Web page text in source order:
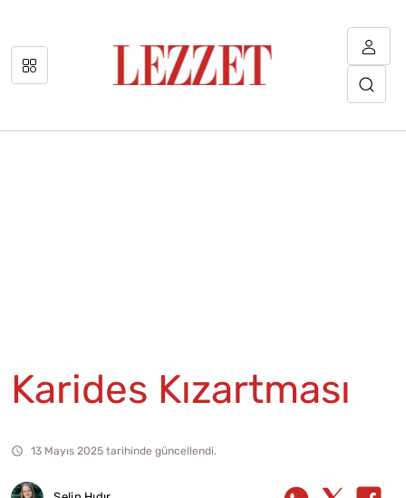
Karides Kızartması
13 Mayıs 2025 tarihinde güncellendi.